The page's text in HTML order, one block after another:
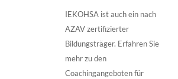
IEKOHSA ist auch ein nach
AZAV zertifizierter
Bildungsträger. Erfahren Sie
mehr zu den
Coachingangeboten für